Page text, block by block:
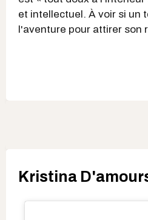
et intellectuel. À voir si un
l'aventure pour attirer son
Kristina